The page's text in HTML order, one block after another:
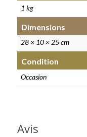
1 kg
Dimensions
28 × 10 × 25 cm
Condition
Occasion
Avis